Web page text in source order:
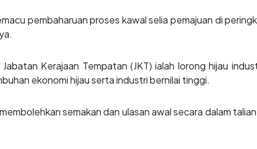
pembaharuan proses kawal selia pemajuan di
Kerajaan Tempatan (JKT) ialah lorong hijau
ekonomi hijau serta industri bernilai tinggi.
semakan dan ulasan awal secara dalam